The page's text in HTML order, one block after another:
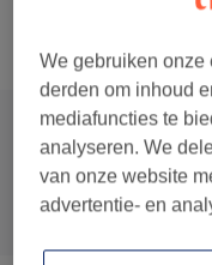
Alle behandelingen
We gebruiken onze
derden om inhoud
mediafuncties te
analyseren. We
van onze website
advertentie- en